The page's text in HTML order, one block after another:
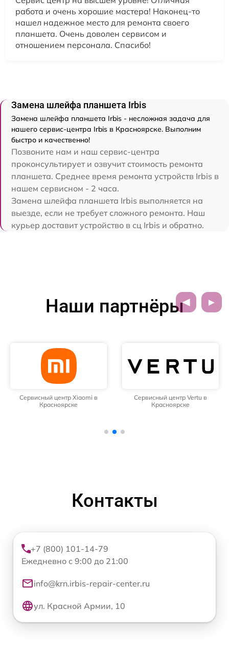
работа и очень хорошие мастера! Наконец-то
нашел надежное место для ремонта своего
планшета. Очень доволен сервисом и
отношением персонала. Спасибо!
Замена шлейфа планшета Irbis
Замена шлейфа планшета Irbis - несложная задача для
нашего сервис-центра Irbis в Красноярске. Выполним
быстро и качественно!
Позвоните нам и наш сервис-центра
проконсультирует и озвучит стоимость ремонта
планшета. Среднее время ремонта устройств Irbis в
нашем сервисном - 2 часа.
Замена шлейфа планшета Irbis выполняется на
выезде, если не требует сложного ремонта. Наш
курьер доставит устройство в сц Irbis и обратно.
Наши партнёры
Сервисный центр Xiaomi в
Красноярске
Сервисный центр Vertu в
Красноярске
Контакты
+7 (800) 101-14-79
Ежедневно с 9:00 до 21:00
info@krn.irbis-repair-center.ru
ул. Красной Армии, 10